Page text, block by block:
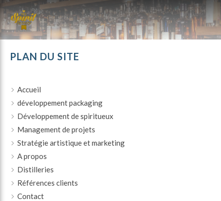
PLAN DU SITE
Accueil
développement packaging
Développement de spiritueux
Management de projets
Stratégie artistique et marketing
A propos
Distilleries
Références clients
Contact